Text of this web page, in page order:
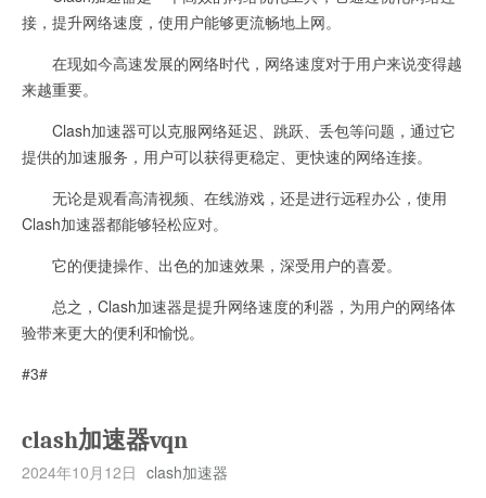
接，提升网络速度，使用户能够更流畅地上网。
在现如今高速发展的网络时代，网络速度对于用户来说变得越
来越重要。
Clash加速器可以克服网络延迟、跳跃、丢包等问题，通过它
提供的加速服务，用户可以获得更稳定、更快速的网络连接。
无论是观看高清视频、在线游戏，还是进行远程办公，使用
Clash加速器都能够轻松应对。
它的便捷操作、出色的加速效果，深受用户的喜爱。
总之，Clash加速器是提升网络速度的利器，为用户的网络体
验带来更大的便利和愉悦。
#3#
clash加速器vqn
2024年10月12日 clash加速器